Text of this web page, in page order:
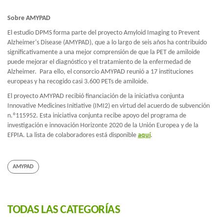
Sobre AMYPAD
El estudio DPMS forma parte del proyecto Amyloid Imaging to Prevent
Alzheimer's Disease (AMYPAD), que a lo largo de seis años ha contribuido
significativamente a una mejor comprensión de que la PET de amiloide
puede mejorar el diagnóstico y el tratamiento de la enfermedad de
Alzheimer. Para ello, el consorcio AMYPAD reunió a 17 instituciones
europeas y ha recogido casi 3.600 PETs de amiloide.
El proyecto AMYPAD recibió financiación de la iniciativa conjunta
Innovative Medicines Initiative (IMI2) en virtud del acuerdo de subvención
n.º115952. Esta iniciativa conjunta recibe apoyo del programa de
investigación e innovación Horizonte 2020 de la Unión Europea y de la
EFPIA. La lista de colaboradores está disponible aquí.
AMYPAD
TODAS LAS CATEGORÍAS